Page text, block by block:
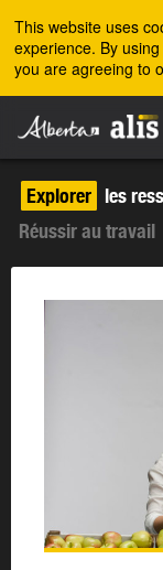
This website uses
experience. By
you are agreeing to
Explorer
les
Réussir au travail